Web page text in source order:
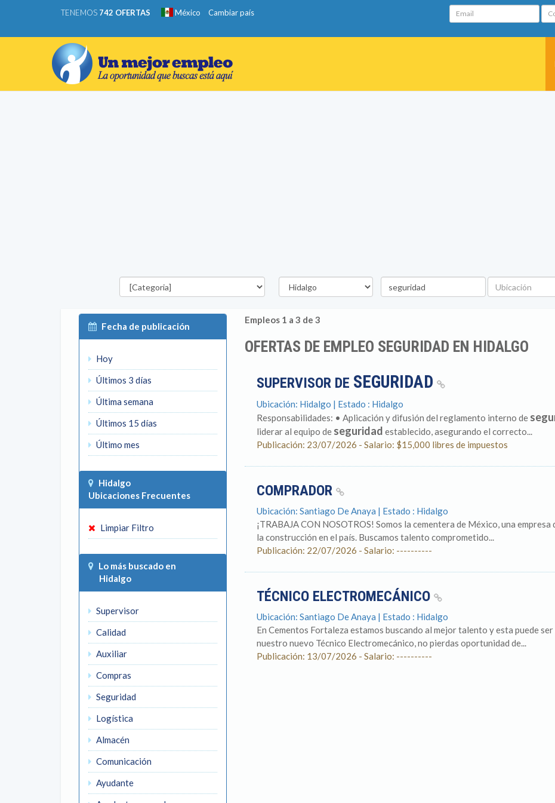
TENEMOS 742 OFERTAS México Cambiar país Email
Categorías Estado
Palabra
clave
Ubicación
Fecha de publicación
Hoy
Últimos 3 días
Última semana
Últimos 15 días
Último mes
Hidalgo
Ubicaciones Frecuentes
Limpiar Filtro
Lo más buscado en
Hidalgo
Supervisor
Calidad
Auxiliar
Compras
Seguridad
Logística
Almacén
Comunicación
Ayudante
Empleos 1 a 3 de 3
OFERTAS DE EMPLEO SEGURIDAD EN HIDALGO
SUPERVISOR DE SEGURIDAD
Ubicación: Hidalgo | Estado : Hidalgo
Responsabilidades: • Aplicación y difusión del reglamento interno de
liderar al equipo de seguridad establecido, asegurando el correcto...
Publicación: 23/07/2026 - Salario: $15,000 libres de impuestos
COMPRADOR
Ubicación: Santiago De Anaya | Estado : Hidalgo
¡TRABAJA CON NOSOTROS! Somos la cementera de México, una
la construcción en el país. Buscamos talento comprometido...
Publicación: 22/07/2026 - Salario: ----------
TÉCNICO ELECTROMECÁNICO
Ubicación: Santiago De Anaya | Estado : Hidalgo
En Cementos Fortaleza estamos buscando al mejor talento y esta puede
nuestro nuevo Técnico Electromecánico, no pierdas oportunidad de...
Publicación: 13/07/2026 - Salario: ----------